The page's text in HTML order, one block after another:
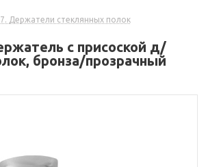
Держатели стеклянных полок
с присоской д/
бронза/прозрачный